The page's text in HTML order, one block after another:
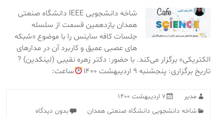
شاخه دانشجویی IEEE دانشگاه صنعتی
همدان یازدهمین قسمت از سلسله
جلسات کافه ساینس را با موضوع «شبکه
های عصبی عمیق و کاربرد آن در مدارهای
الکتریکی» برگزار می‌کند. با حضور: دکتر زهره نقیبی (لینکدین) ?
تاریخ برگزاری: پنجشنبه ۹ اردیبهشت ۱۴۰۰
ساعت:
مدیر
۷ اردیبهشت ۱۴۰۰
شاخه دانشجویی دانشگاه صنعتی همدان
بدون دیدگاه